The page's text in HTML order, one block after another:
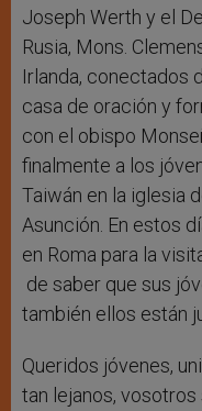
Joseph Werth y el
Rusia, Mons.
Irlanda, conectados
casa de oración y
con el obispo
finalmente a los
Taiwán en la iglesia
Asunción. En estos
en Roma para la
de saber que sus
también ellos están
Queridos jóvenes,
tan lejanos,